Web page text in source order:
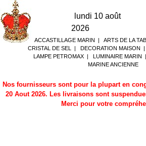
lundi 10 août
2026
ACCASTILLAGE MARIN | ARTS DE LA
CRISTAL DE SEL
| DECORATION MAISON |
LAMPE PETROMAX | LUMINAIRE MARIN
MARINE ANCIENNE
Nos fournisseurs sont pour la plupart en
20 Aout 2026. Les livraisons sont
Merci pour votre